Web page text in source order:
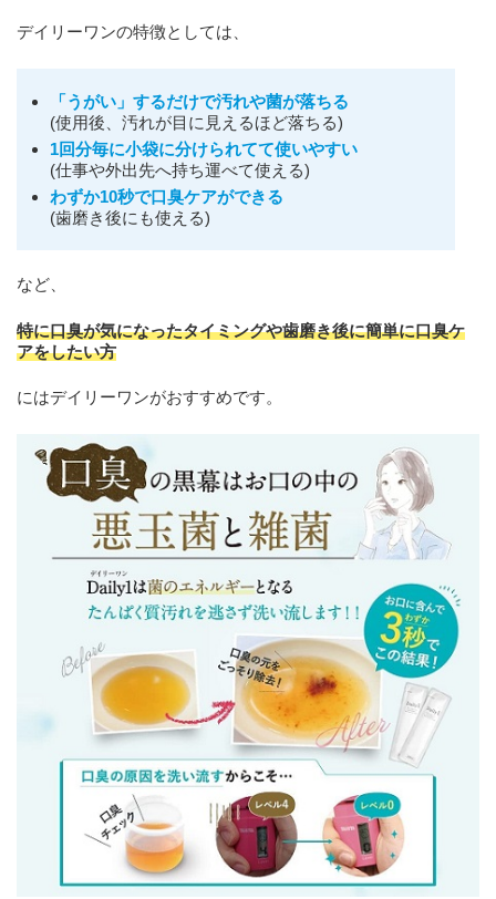
デイリーワンの特徴としては、
「うがい」するだけで汚れや菌が落ちる
(使用後、汚れが目に見えるほど落ちる)
1回分毎に小袋に分けられてて使いやすい
(仕事や外出先へ持ち運べて使える)
わずか10秒で口臭ケアができる
(歯磨き後にも使える)
など、
特に口臭が気になったタイミングや歯磨き後に簡単に口臭ケ
アをしたい方
にはデイリーワンがおすすめです。